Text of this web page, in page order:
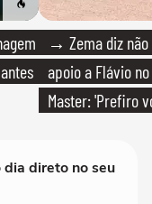
→ Zema diz
apoio a Flávio
Master: 'Prefiro
direto no seu